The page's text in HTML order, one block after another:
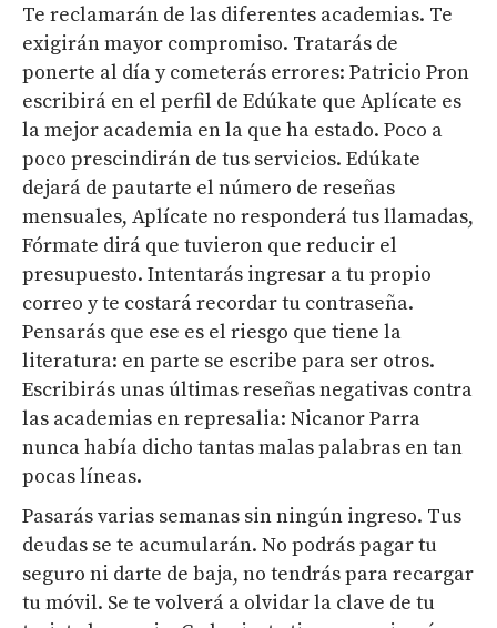
Te reclamarán de las diferentes academias. Te
exigirán mayor compromiso. Tratarás de
ponerte al día y cometerás errores: Patricio Pron
escribirá en el perfil de Edúkate que Aplícate es
la mejor academia en la que ha estado. Poco a
poco prescindirán de tus servicios. Edúkate
dejará de pautarte el número de reseñas
mensuales, Aplícate no responderá tus llamadas,
Fórmate dirá que tuvieron que reducir el
presupuesto. Intentarás ingresar a tu propio
correo y te costará recordar tu contraseña.
Pensarás que ese es el riesgo que tiene la
literatura: en parte se escribe para ser otros.
Escribirás unas últimas reseñas negativas contra
las academias en represalia: Nicanor Parra
nunca había dicho tantas malas palabras en tan
pocas líneas.
Pasarás varias semanas sin ningún ingreso. Tus
deudas se te acumularán. No podrás pagar tu
seguro ni darte de baja, no tendrás para recargar
tu móvil. Se te volverá a olvidar la clave de tu